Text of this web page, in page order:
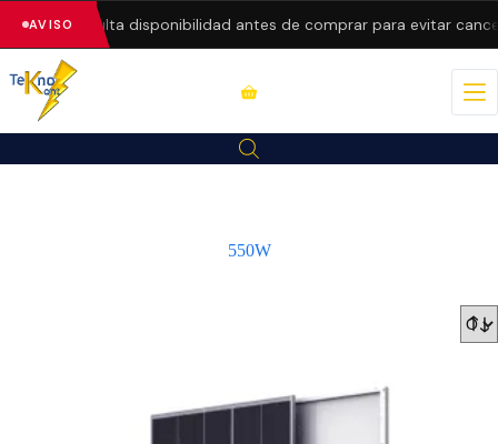
AVISOConsulta disponibilidad antes de comprar para evitar
550W